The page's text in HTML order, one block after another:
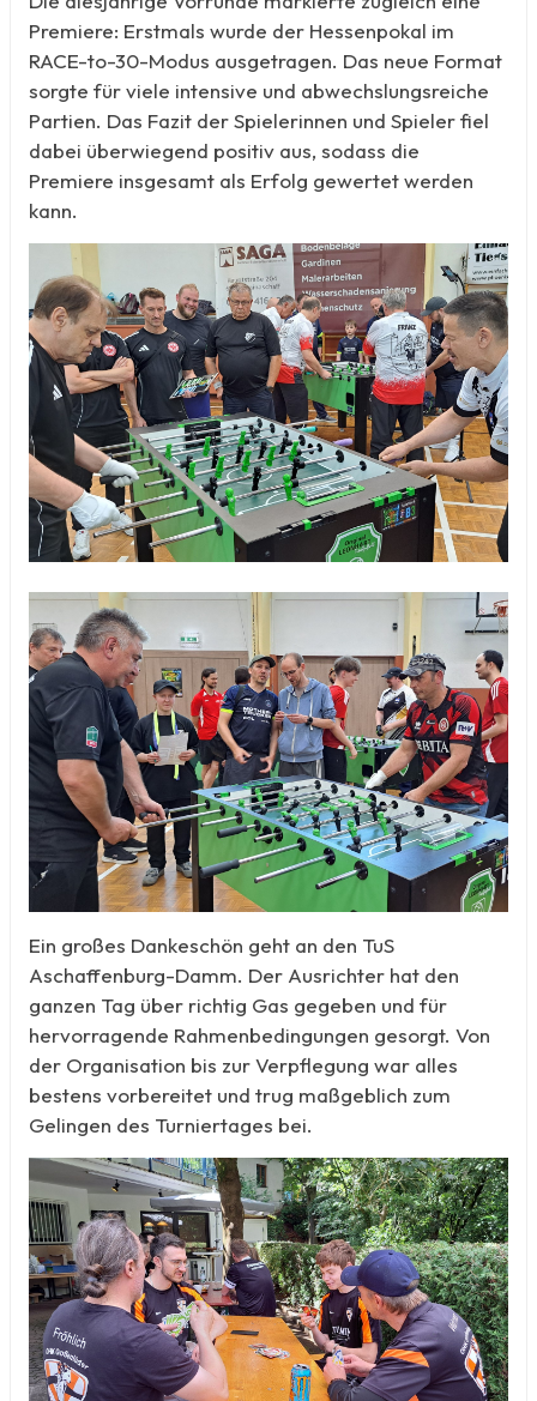
Premiere: Erstmals wurde der Hessenpokal im
RACE-to-30-Modus ausgetragen. Das neue Format
sorgte für viele intensive und abwechslungsreiche
Partien. Das Fazit der Spielerinnen und Spieler fiel
dabei überwiegend positiv aus, sodass die
Premiere insgesamt als Erfolg gewertet werden
kann.
Ein großes Dankeschön geht an den TuS
Aschaffenburg-Damm. Der Ausrichter hat den
ganzen Tag über richtig Gas gegeben und für
hervorragende Rahmenbedingungen gesorgt. Von
der Organisation bis zur Verpflegung war alles
bestens vorbereitet und trug maßgeblich zum
Gelingen des Turniertages bei.